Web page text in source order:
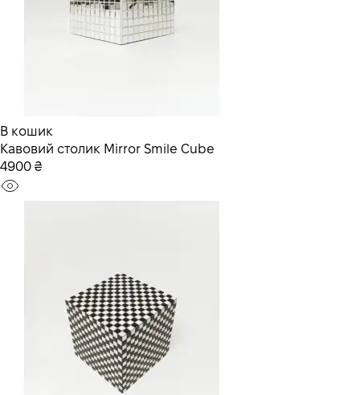
В кошик
Кавовий столик Mirror Smile Cube
4900 ₴